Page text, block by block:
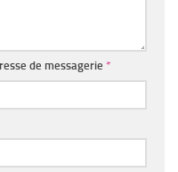
de messagerie *